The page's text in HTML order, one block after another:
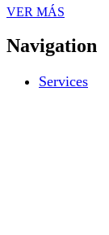
VER MÁS
Navigation
Services